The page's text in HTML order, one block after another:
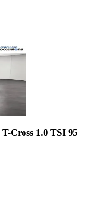
T-Cross 1.0 TSI 95